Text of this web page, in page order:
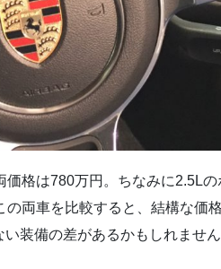
格は780万円。ちなみに2.5L
両車を比較すると、結構な価
い装備の差があるかもしれませ